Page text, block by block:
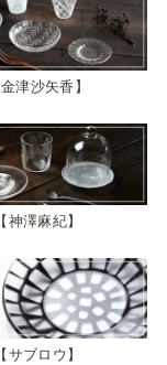
金津沙矢香
神澤麻紀
サブロウ